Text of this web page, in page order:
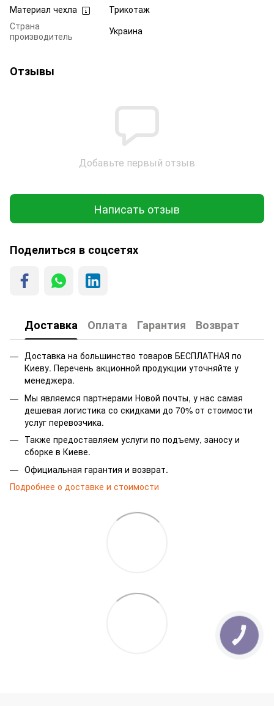
Материал чехла
Трикотаж
Страна
производитель
Украина
Отзывы
Добавьте первый отзыв
Написать отзыв
Поделиться в соцсетях
Доставка Оплата Гарантия Возврат
Доставка на большинство товаров БЕСПЛАТНАЯ по
Киеву. Перечень акционной продукции уточняйте у
менеджера.
Мы являемся партнерами Новой почты, у нас самая
дешевая логистика со скидками до 70% от стоимости
услуг перевозчика.
Также предоставляем услуги по подъему, заносу и
сборке в Киеве.
Официальная гарантия и возврат.
Подробнее о доставке и стоимости